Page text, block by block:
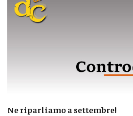
Ne riparliamo a settembre!